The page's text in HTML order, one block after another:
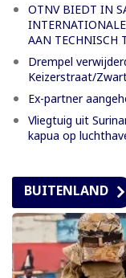
OTNV BIEDT IN
AAN TECHNISCH
Drempel
Keizerstraat/
Ex-partner
Vliegtuig uit
kapua op
BUITENLAND